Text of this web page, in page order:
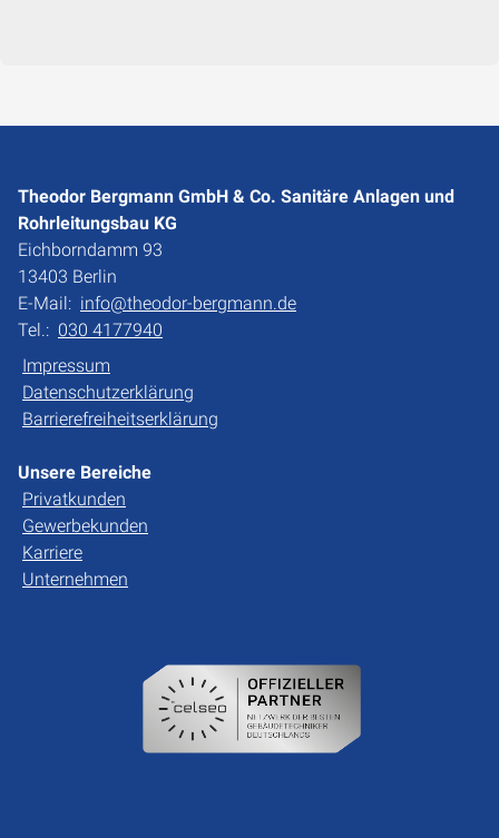
Theodor Bergmann GmbH & Co. Sanitäre Anlagen und
Rohrleitungsbau KG
Eichborndamm 93
13403 Berlin
E-Mail: info@theodor-bergmann.de
Tel.: 030 4177940
Impressum
Datenschutzerklärung
Barrierefreiheitserklärung
Unsere Bereiche
Privatkunden
Gewerbekunden
Karriere
Unternehmen